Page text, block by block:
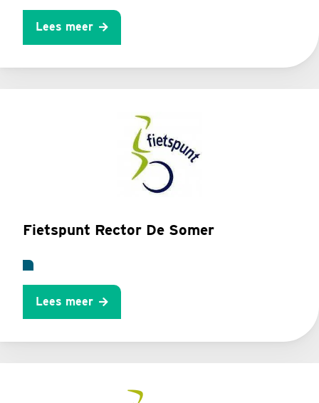
Lees meer
Fietspunt Rector De Somer
Lees meer